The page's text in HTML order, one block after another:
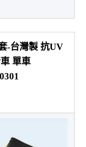
-台灣製 抗UV
單車